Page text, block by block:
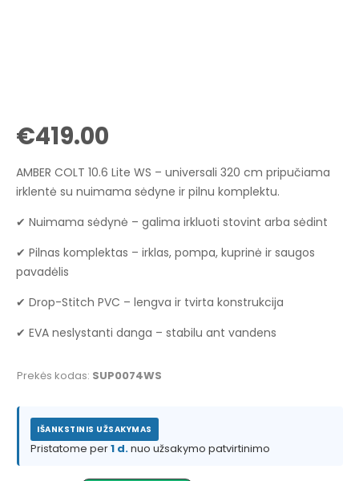
€419.00
AMBER COLT 10.6 Lite WS – universali 320 cm pripučiama
irklentė su nuimama sėdyne ir pilnu komplektu.
✔ Nuimama sėdynė – galima irkluoti stovint arba sėdint
✔ Pilnas komplektas – irklas, pompa, kuprinė ir saugos
pavadėlis
✔ Drop-Stitch PVC – lengva ir tvirta konstrukcija
✔ EVA neslystanti danga – stabilu ant vandens
Prekės kodas: SUP0074WS
IŠANKSTINIS UŽSAKYMAS
Pristatome per1 d.nuo užsakymo patvirtinimo